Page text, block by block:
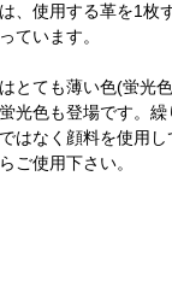
、使用する革を1
ています。
とても薄い色(蛍光
光色も登場です。
はなく顔料を使用
ご使用下さい。